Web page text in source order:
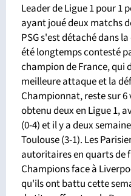
Leader de Ligue 1 pour 1
ayant joué deux matchs
PSG s'est détaché dans
été longtemps contesté
champion de France, qui
meilleure attaque et la
Championnat, reste sur
obtenu deux en Ligue 1,
(0-4) et il y a deux
Toulouse (3-1). Les
autoritaires en quarts de
Champions face à
qu'ils ont battu cette